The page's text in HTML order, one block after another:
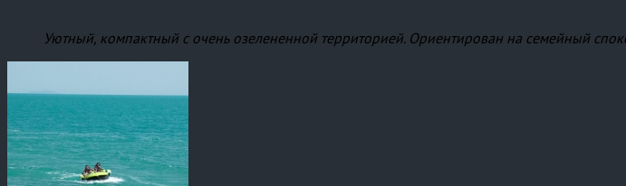
Уютный, компактный с очень озелененной территорией. Ориентирован на семейный